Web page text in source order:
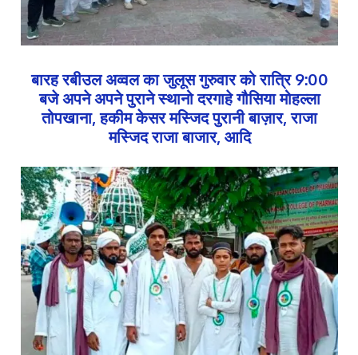
बारह रबीउल अव्वल का जुलूस गुरुवार को रात्रि 9:00
बजे अपने अपने पुराने स्थानो दरगाहे गौसिया मोहल्ला
तोपखाना, हकीम केसर मस्जिद पुरानी बाज़ार, राजा
मस्जिद राजा बाजार, आदि